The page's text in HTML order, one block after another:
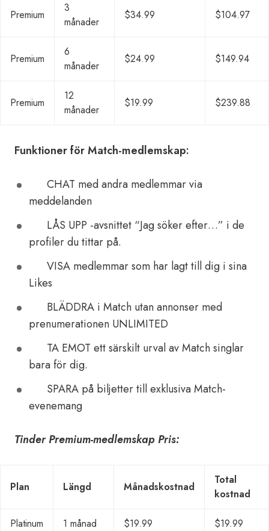
Premium
3
månader
$34.99 $104.97
Premium
6
månader
$24.99 $149.94
Premium
12
månader
$19.99 $239.88
Funktioner för Match-medlemskap:
CHAT med andra medlemmar via
meddelanden
LÅS UPP -avsnittet “Jag söker efter…” i de
profiler du tittar på.
VISA medlemmar som har lagt till dig i sina
Likes
BLÄDDRA i Match utan annonser med
prenumerationen UNLIMITED
TA EMOT ett särskilt urval av Match singlar
bara för dig.
SPARA på biljetter till exklusiva Match-
evenemang
Tinder Premium-medlemskap Pris:
Plan Längd Månadskostnad
Total
kostnad
Platinum 1 månad $19.99 $19.99